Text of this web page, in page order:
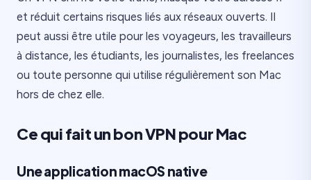
et réduit certains risques liés aux réseaux ouverts. Il
peut aussi être utile pour les voyageurs, les travailleurs
à distance, les étudiants, les journalistes, les freelances
ou toute personne qui utilise régulièrement son Mac
hors de chez elle.
Ce qui fait un bon VPN pour Mac
Une application macOS native